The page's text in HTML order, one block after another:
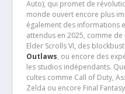
Auto), qui promet de
monde ouvert encore plus
également des informations
attendus en 2025, comme
Elder Scrolls VI, des
Outlaws, ou encore des
les studios indépendants.
cultes comme Call of Duty,
Zelda ou encore Final